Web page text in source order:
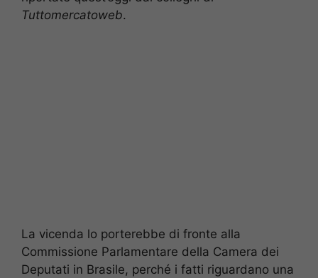
Tuttomercatoweb.
La vicenda lo porterebbe di fronte alla
Commissione Parlamentare della Camera dei
Deputati in Brasile, perché i fatti riguardano una